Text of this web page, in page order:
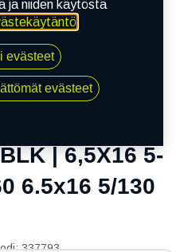
5-130 E55 C78,1 60
| 6,5X16 5-
6.5x16 5/130
337793
ja niiden käytöstä
.
evästeet
evästeet